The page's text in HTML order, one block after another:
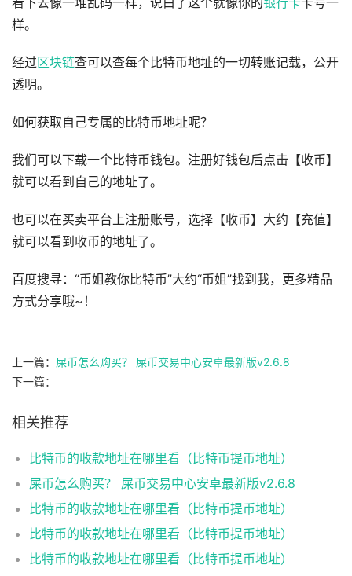
样。
经过区块链查可以查每个比特币地址的一切转账记载，公开
透明。
如何获取自己专属的比特币地址呢？
我们可以下载一个比特币钱包。注册好钱包后点击【收币】
就可以看到自己的地址了。
也可以在买卖平台上注册账号，选择【收币】大约【充值】
就可以看到收币的地址了。
百度搜寻：“币姐教你比特币”大约“币姐”找到我，更多精品
方式分享哦~！
上一篇： 屎币怎么购买？ 屎币交易中心安卓最新版v2.6.8
下一篇：
相关推荐
比特币的收款地址在哪里看（比特币提币地址）
屎币怎么购买？ 屎币交易中心安卓最新版v2.6.8
比特币的收款地址在哪里看（比特币提币地址）
比特币的收款地址在哪里看（比特币提币地址）
比特币的收款地址在哪里看（比特币提币地址）